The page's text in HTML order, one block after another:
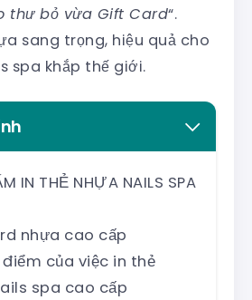
thư bỏ vừa Gift Card“.
sang trọng, hiệu quả cho
spa khắp thế giới.
IN THẺ NHỰA NAILS SPA
nhựa cao cấp
của việc in thẻ
spa cao cấp